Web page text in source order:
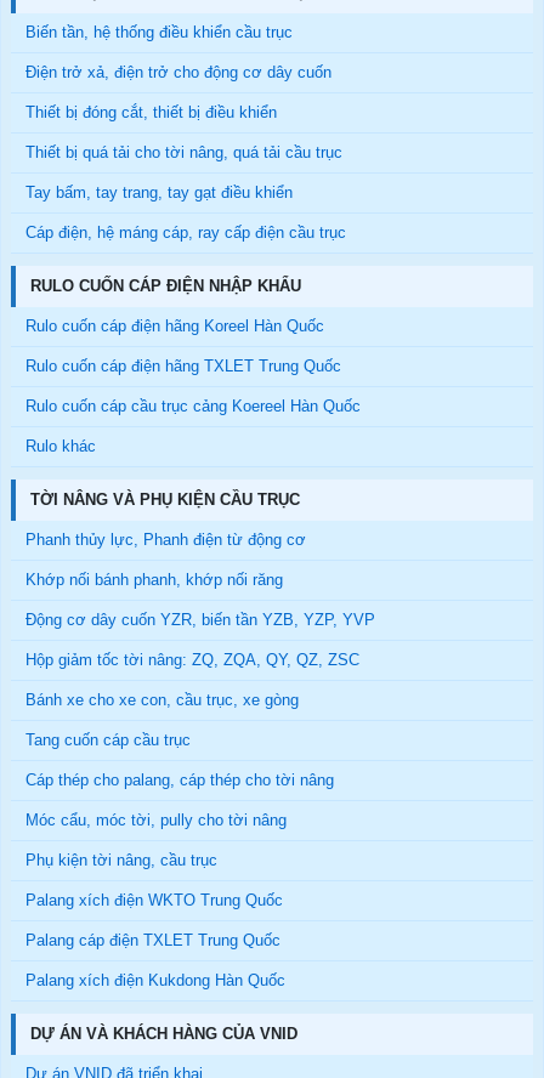
Biến tần, hệ thống điều khiển cầu trục
Điện trở xả, điện trở cho động cơ dây cuốn
Thiết bị đóng cắt, thiết bị điều khiển
Thiết bị quá tải cho tời nâng, quá tải cầu trục
Tay bấm, tay trang, tay gạt điều khiển
Cáp điện, hệ máng cáp, ray cấp điện cầu trục
RULO CUỐN CÁP ĐIỆN NHẬP KHẨU
Rulo cuốn cáp điện hãng Koreel Hàn Quốc
Rulo cuốn cáp điện hãng TXLET Trung Quốc
Rulo cuốn cáp cầu trục cảng Koereel Hàn Quốc
Rulo khác
TỜI NÂNG VÀ PHỤ KIỆN CẦU TRỤC
Phanh thủy lực, Phanh điện từ động cơ
Khớp nối bánh phanh, khớp nối răng
Động cơ dây cuốn YZR, biến tần YZB, YZP, YVP
Hộp giảm tốc tời nâng: ZQ, ZQA, QY, QZ, ZSC
Bánh xe cho xe con, cầu trục, xe gòng
Tang cuốn cáp cầu trục
Cáp thép cho palang, cáp thép cho tời nâng
Móc cẩu, móc tời, pully cho tời nâng
Phụ kiện tời nâng, cầu trục
Palang xích điện WKTO Trung Quốc
Palang cáp điện TXLET Trung Quốc
Palang xích điện Kukdong Hàn Quốc
DỰ ÁN VÀ KHÁCH HÀNG CỦA VNID
Dự án VNID đã triển khai